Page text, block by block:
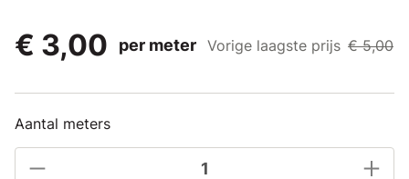
€ 3,00
per meter Vorige laagste prijs € 5,00
Aantal meters